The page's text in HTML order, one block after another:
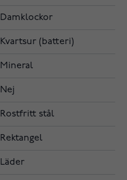
Damklockor
Kvartsur (batteri)
Mineral
Nej
Rostfritt stål
Rektangel
Läder